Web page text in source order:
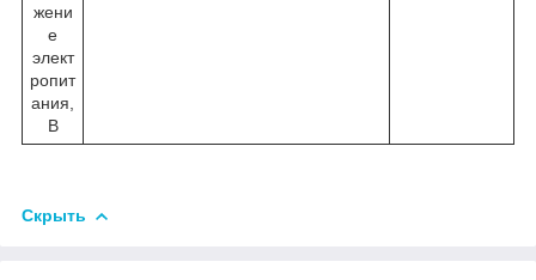
жени
е
элект
ропит
ания,
В
Скрыть